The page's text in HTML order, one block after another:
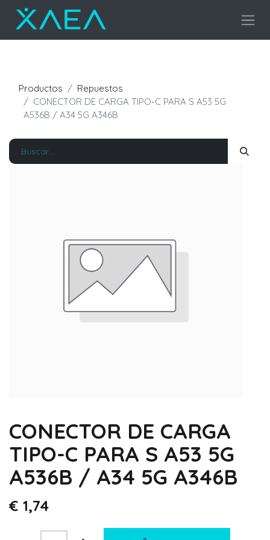
Productos
Repuestos
CONECTOR DE CARGA TIPO-C PARA S A53 5G
A536B / A34 5G A346B
CONECTOR DE CARGA
TIPO-C PARA S A53 5G
A536B / A34 5G A346B
€ 1,74